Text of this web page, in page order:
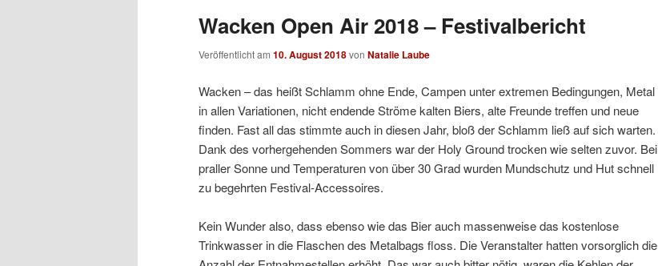
Wacken Open Air 2018 – Festivalbericht
Veröffentlicht am 10. August 2018von Natalie Laube
Wacken – das heißt Schlamm ohne Ende, Campen unter extremen Bedingungen, Metal
in allen Variationen, nicht endende Ströme kalten Biers, alte Freunde treffen und neue
finden. Fast all das stimmte auch in diesen Jahr, bloß der Schlamm ließ auf sich warten.
Dank des vorhergehenden Sommers war der Holy Ground trocken wie selten zuvor. Bei
praller Sonne und Temperaturen von über 30 Grad wurden Mundschutz und Hut schnell
zu begehrten Festival-Accessoires.
Kein Wunder also, dass ebenso wie das Bier auch massenweise das kostenlose
Trinkwasser in die Flaschen des Metalbags floss. Die Veranstalter hatten vorsorglich die